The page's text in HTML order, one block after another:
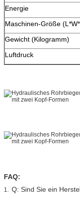
Energie
Maschinen-Größe
Gewicht (Kilogramm)
Luftdruck
FAQ:
1. Q: Sind Sie ein